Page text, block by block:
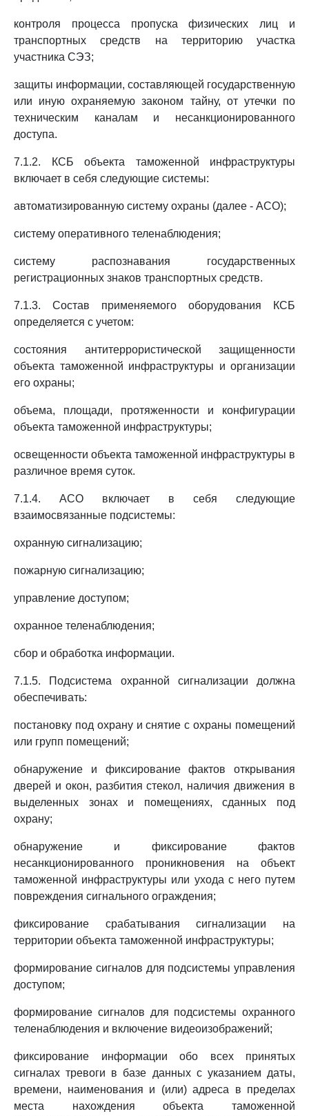
контроля процесса пропуска физических лиц и
транспортных средств на территорию участка
участника СЭЗ;
защиты информации, составляющей государственную
или иную охраняемую законом тайну, от утечки по
техническим каналам и несанкционированного
доступа.
7.1.2. КСБ объекта таможенной инфраструктуры
включает в себя следующие системы:
автоматизированную систему охраны (далее - АСО);
систему оперативного теленаблюдения;
систему распознавания государственных
регистрационных знаков транспортных средств.
7.1.3. Состав применяемого оборудования КСБ
определяется с учетом:
состояния антитеррористической защищенности
объекта таможенной инфраструктуры и организации
его охраны;
объема, площади, протяженности и конфигурации
объекта таможенной инфраструктуры;
освещенности объекта таможенной инфраструктуры в
различное время суток.
7.1.4. АСО включает в себя следующие
взаимосвязанные подсистемы:
охранную сигнализацию;
пожарную сигнализацию;
управление доступом;
охранное теленаблюдения;
сбор и обработка информации.
7.1.5. Подсистема охранной сигнализации должна
обеспечивать:
постановку под охрану и снятие с охраны помещений
или групп помещений;
обнаружение и фиксирование фактов открывания
дверей и окон, разбития стекол, наличия движения в
выделенных зонах и помещениях, сданных под
охрану;
обнаружение и фиксирование фактов
несанкционированного проникновения на объект
таможенной инфраструктуры или ухода с него путем
повреждения сигнального ограждения;
фиксирование срабатывания сигнализации на
территории объекта таможенной инфраструктуры;
формирование сигналов для подсистемы управления
доступом;
формирование сигналов для подсистемы охранного
теленаблюдения и включение видеоизображений;
фиксирование информации обо всех принятых
сигналах тревоги в базе данных с указанием даты,
времени, наименования и (или) адреса в пределах
места нахождения объекта таможенной